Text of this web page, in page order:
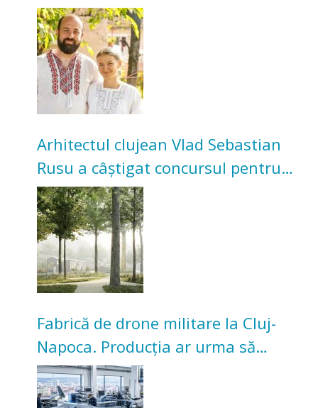
Acum cultivă legume în grădina
bunicilor
Arhitectul clujean Vlad Sebastian
Rusu a câștigat concursul pentru
transformarea Grădinii Casei
Universitarilor
Fabrică de drone militare la Cluj-
Napoca. Producția ar urma să
înceapă în toamna acestui an